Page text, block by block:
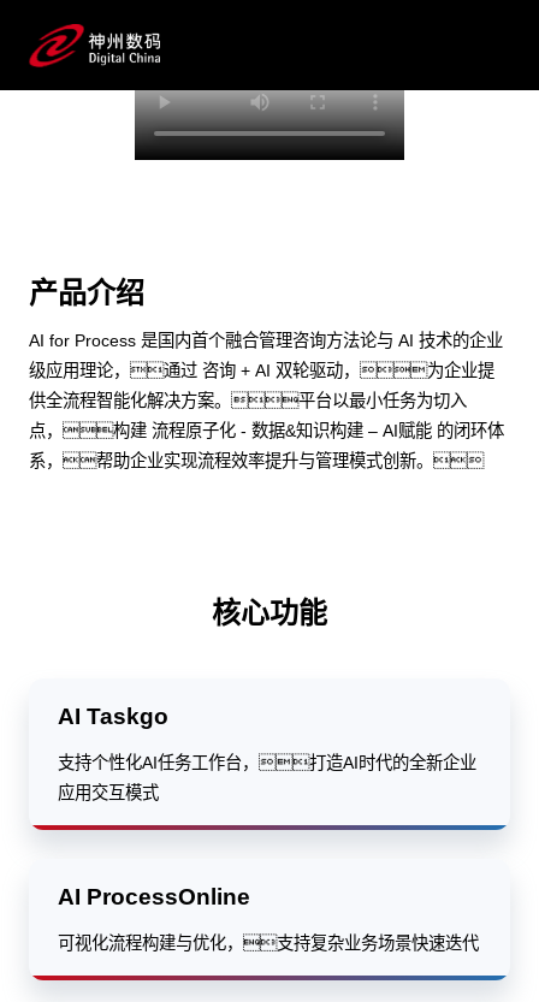
端到端的一站式AI工作空间深度融合了从企业战略规划到
日常经营的全流程业务板块，定向解决车企内部
领域多、部门多、链条长、场景碎片化
等难题，支持车企快速构建以AI为核心的生产力写作
体系，实现任务执行与AI能力的无缝集成与交互
产品介绍
AI for Process 是国内首个融合管理咨询方法论与 AI 技术的企业
级应用理论，通过 咨询 + AI 双轮驱动，为企业提
供全流程智能化解决方案。平台以最小任务为切入
点，构建 流程原子化 - 数据&知识构建 – AI赋能 的闭环体
系，帮助企业实现流程效率提升与管理模式创新。
核心功能
AI Taskgo
支持个性化AI任务工作台，打造AI时代的全新企业
应用交互模式
AI ProcessOnline
可视化流程构建与优化，支持复杂业务场景快速迭代